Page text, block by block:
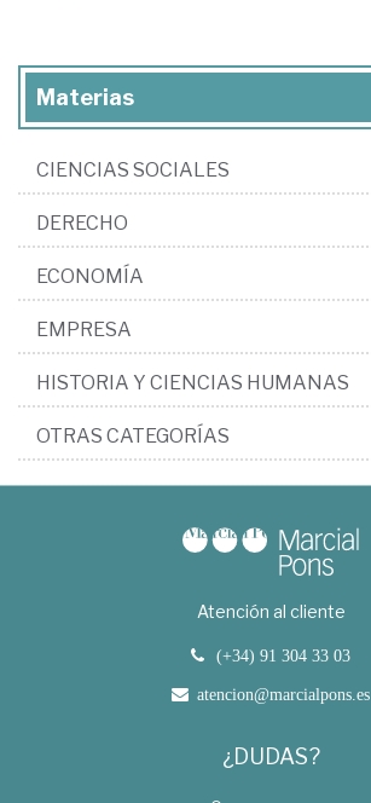
Materias
CIENCIAS SOCIALES
DERECHO
ECONOMÍA
EMPRESA
HISTORIA Y CIENCIAS HUMANAS
OTRAS CATEGORÍAS
Atención al cliente
(+34) 91 304 33 03
atencion@marcialpons.es
¿DUDAS?